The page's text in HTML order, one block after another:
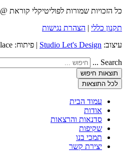
כל הזכויות שמורות לפוליטיקלי קוראת @ 2022
תקנון כללי | הצהרת נגישות
עיצוב: Studio Let's Design | פיתוח: ePlace
Search ...
תוצאות חיפוש
לכל התוצאות
עמוד הבית
אודות
סדנאות והרצאות
שקיפות
תמכי בנו
יצירת קשר